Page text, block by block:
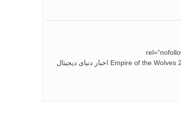
%D9%81%D9%8A%D9%84%D9%85-empire-of-the-wolves-2005/”>دانلود فیلم Empire of the Wolves 2005 اخبار دنیای دیجیتال